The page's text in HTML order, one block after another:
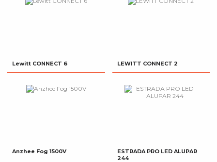
Lewitt CONNECT 6 LEWITT CONNECT 2
Anzhee Fog 1500V
ESTRADA PRO LED ALUPAR
244